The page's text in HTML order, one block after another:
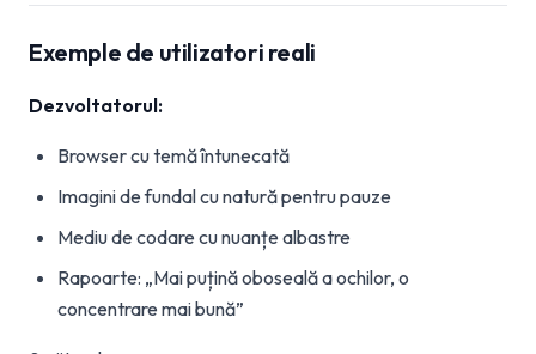
Exemple de utilizatori reali
Dezvoltatorul:
Browser cu temă întunecată
Imagini de fundal cu natură pentru pauze
Mediu de codare cu nuanțe albastre
Rapoarte: „Mai puțină oboseală a ochilor, o
concentrare mai bună”